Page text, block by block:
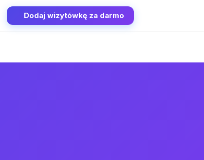
Dodaj wizytówkę za darmo